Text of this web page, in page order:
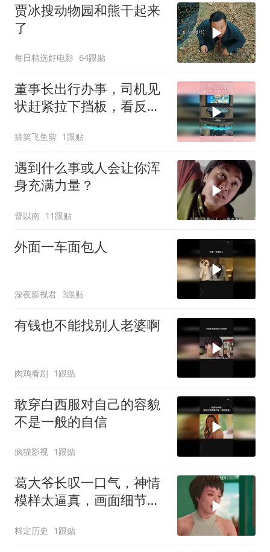
贾冰搜动物园和熊干起来
了
每日精选好电影 64跟贴
董事长出行办事，司机见
状赶紧拉下挡板，看反应
搞笑飞鱼剪 1跟贴
遇到什么事或人会让你浑
身充满力量？
督以南 11跟贴
外面一车面包人
深夜影视君 3跟贴
有钱也不能找别人老婆啊
肉鸡看剧 1跟贴
敢穿白西服对自己的容貌
不是一般的自信
疯猫影视 1跟贴
葛大爷长叹一口气，神情
模样太逼真，画面细节引
料定历史 1跟贴